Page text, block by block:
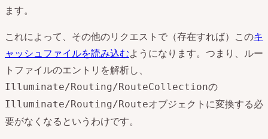
ます。
これによって、その他のリクエストで（存在すれば）このキ
ャッシュファイルを読み込むようになります。つまり、ルー
トファイルのエントリを解析し、
Illuminate/Routing/RouteCollectionの
Illuminate/Routing/Routeオブジェクトに変換する必
要がなくなるというわけです。